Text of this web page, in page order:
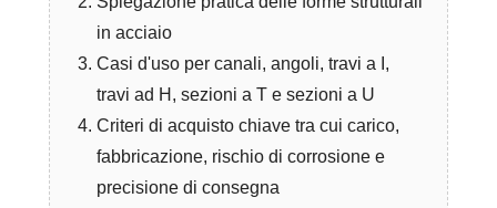
in acciaio
Casi d'uso per canali, angoli, travi a I,
travi ad H, sezioni a T e sezioni a U
Criteri di acquisto chiave tra cui carico,
fabbricazione, rischio di corrosione e
precisione di consegna